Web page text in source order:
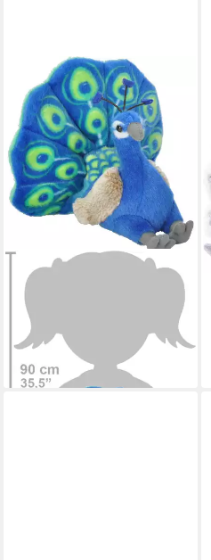
WILD REPUBLIC
Kuscheltier Wild Republic -
Kuscheltier - Cuddlekins Mini -
Pfau
28,90 €
lieferbar - in 5-6 Werktagen bei dir